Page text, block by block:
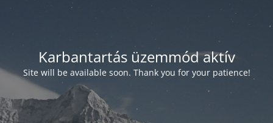
Karbantartás üzemmód aktív
Site will be available soon. Thank you for your patience!